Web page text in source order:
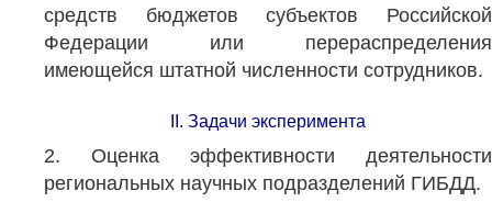
средств бюджетов субъектов Российской
Федерации или перераспределения
имеющейся штатной численности сотрудников.
II. Задачи эксперимента
2. Оценка эффективности деятельности
региональных научных подразделений ГИБДД.